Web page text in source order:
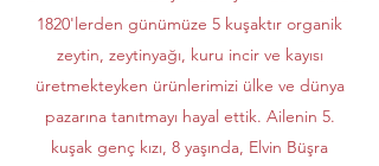
1820'lerden günümüze 5 kuşaktır organik
zeytin, zeytinyağı, kuru incir ve kayısı
üretmekteyken ürünlerimizi ülke ve dünya
pazarına tanıtmayı hayal ettik. Ailenin 5.
kuşak genç kızı, 8 yaşında, Elvin Büşra